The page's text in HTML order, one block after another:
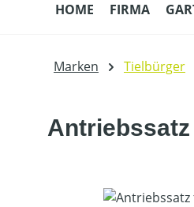
HOME FIRMA
Marken Tielbürger
Bildergalerie überspringen